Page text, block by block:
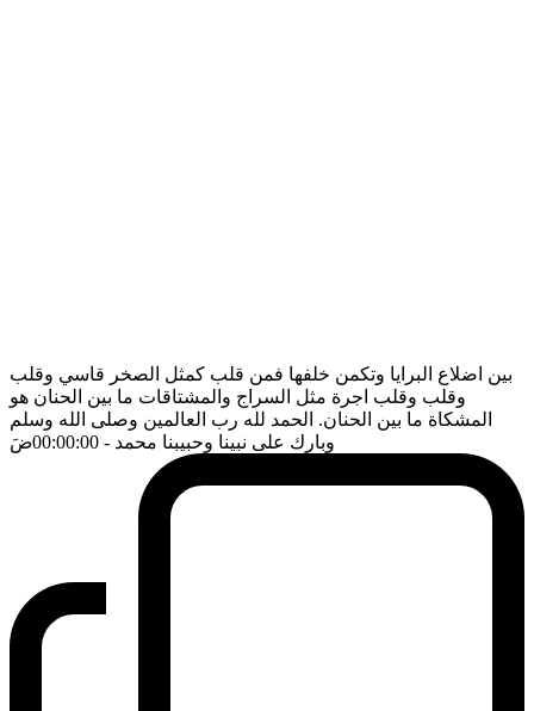
بين اضلاع البرايا وتكمن خلفها فمن قلب كمثل الصخر قاسي وقلب
وقلب وقلب اجرة مثل السراج والمشتاقات ما بين الحنان هو
المشكاة ما بين الحنان. الحمد لله رب العالمين وصلى الله وسلم
وبارك على نبينا وحبيبنا محمد - 00:00:00 ضَ